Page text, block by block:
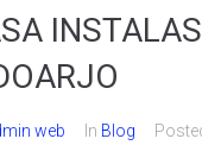
web In Blog